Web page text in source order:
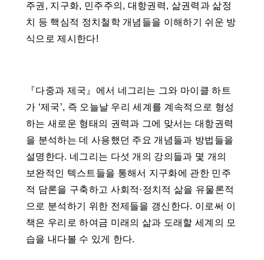
주권, 지구화, 민주주의, 대항권력, 삶권력과 삶정
치 등 핵심적 정치철학 개념들을 이해하기 쉬운 방
식으로 제시한다!
『다중과 제국』에서 네그리는 그와 마이클 하트
가 ‘제국’, 즉 오늘날 우리 세계를 계속적으로 형성
하는 새로운 형태의 권력과 그에 맞서는 대항권력
을 분석하는 데 사용했던 주요 개념들과 방법들을
설명한다. 네그리는 다섯 개의 강의들과 몇 개의
보완적인 텍스트들을 통해서 지구화에 관한 민주
적 담론을 구축하고 사회적·정치적 삶을 유물론적
으로 분석하기 위한 전제들을 갱신한다. 이로써 이
책은 우리로 하여금 미래의 삶과 도래할 세계의 모
습을 내다볼 수 있게 한다.